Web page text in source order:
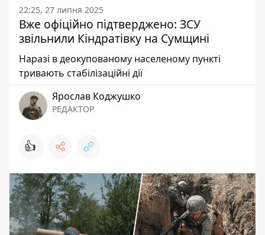
22:25, 27 липня 2025
Вже офіційно підтверджено: ЗСУ
звільнили Кіндратівку на Сумщині
Наразі в деокупованому населеному пункті
тривають стабілізаційні дії
Ярослав Коджушко
РЕДАКТОР
👍